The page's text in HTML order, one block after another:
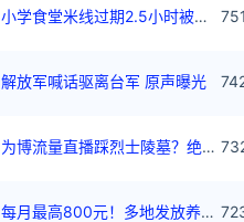
小学食堂米线过期2.5小时被罚5万
解放军喊话驱离台军 原声曝光
为博流量直播踩烈士陵墓？绝不姑息
每月最高800元！多地发放养老消费券